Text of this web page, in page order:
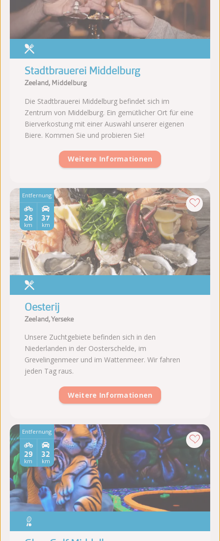
Stadtbrauerei Middelburg
Zeeland, Middelburg
Die Stadtbrauerei Middelburg befindet sich im
Zentrum von Middelburg. Ein gemütlicher Ort für eine
Bierverkostung mit einer Auswahl unserer eigenen
Biere. Kommen Sie und probieren Sie!
Weitere Informationen
Entfernung
37
km
26
km
Oesterij
Zeeland, Yerseke
Unsere Zuchtgebiete befinden sich in den
Niederlanden in der Oosterschelde, im
Grevelingenmeer und im Wattenmeer. Wir fahren
jeden Tag raus.
Weitere Informationen
Entfernung
32
km
29
km